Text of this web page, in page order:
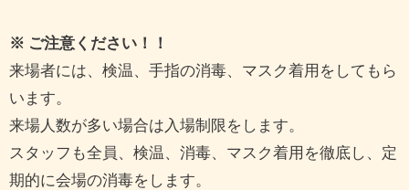
※ ご注意ください！！
来場者には、検温、手指の消毒、マスク着用をしてもら
います。
来場人数が多い場合は入場制限をします。
スタッフも全員、検温、消毒、マスク着用を徹底し、定
期的に会場の消毒をします。